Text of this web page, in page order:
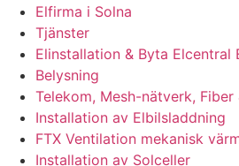
Elfirma i Solna
Tjänster
Elinstallation & Byta Elcentral
Belysning
Telekom, Mesh-nätverk,
Installation av Elbilsladdning
FTX Ventilation mekanisk
Installation av Solceller